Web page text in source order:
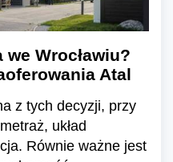
Wrocławiu?
Atal
z tych decyzji, przy
układ
Równie ważne jest